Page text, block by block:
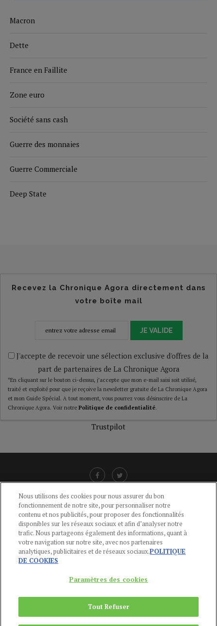
Macron
Dette
France en Faillite
Zone euro
Société sans cash
Guerre des monnaies
Guerre Commerciale
Deep State
Recevez la Chronique Agora directement dans
votre boîte mail
JE VALIDE
J'accepte de recevoir une sélection exclusive d'offres de la
part de partenaires de La Chronique Agora
*En cliquant sur le bouton ci-dessus, j’accepte que mon e-mail saisi soit utilisé,
traité et exploité pour que je reçoive la newsletter gratuite de La Chronique Agora
et mon Guide Spécial. A tout moment, vous pourrez vous désinscrire de La
Chronique Agora. Voir notre Politique de confidentialité.
Trustpilot
LIENS UTILES
CGU-POLITIQUE DE CONFIDENTIALITÉ -POLITIQUE DES COOKIES
MENTIONS LÉGALES -AIDE
CONTACT
Du Lundi au Vendredi, 9h-13h et 14h-17h
Copyright © 2024Publications Agora
Nous utilisons des cookies pour nous assurer du bon
fonctionnement de notre site, pour personnaliser notre
contenu et nos publicités, pour proposer des fonctionnalités
disponibles sur les réseaux sociaux et afin d’analyser notre
trafic. Nous partageons également des informations, quant à
votre navigation sur notre site, avec nos partenaires
analytiques, publicitaires et de réseaux sociaux.POLITIQUE
DE COOKIES
Paramètres des cookies
Tout Refuser